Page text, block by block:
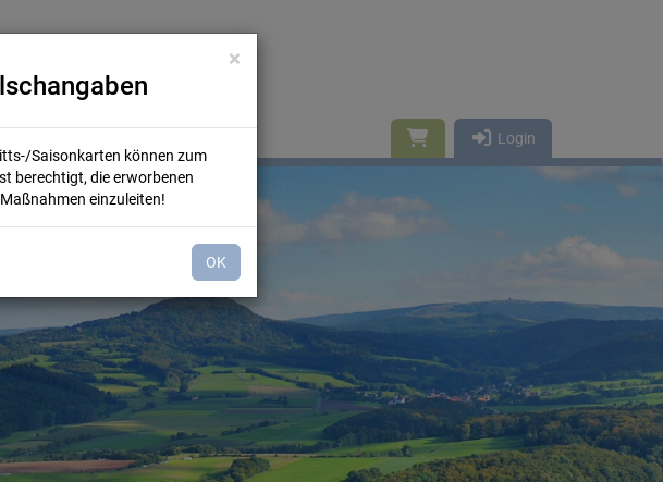
Login
×
Saisonkarten können zum
berechtigt, die erworbenen
einzuleiten!
OK